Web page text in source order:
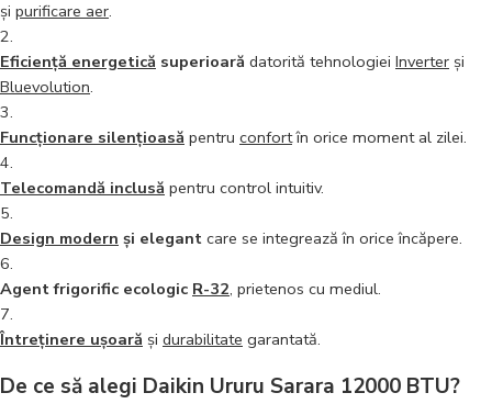
și purificare aer.
Eficiență energetică superioară datorită tehnologiei Inverter și
Bluevolution.
Funcționare silențioasă pentru confortîn orice moment al zilei.
Telecomandă inclusă pentru control intuitiv.
Design modern și elegant care se integrează în orice încăpere.
Agent frigorific ecologic R-32, prietenos cu mediul.
Întreținere ușoară și durabilitate garantată.
De ce să alegi Daikin Ururu Sarara 12000 BTU?